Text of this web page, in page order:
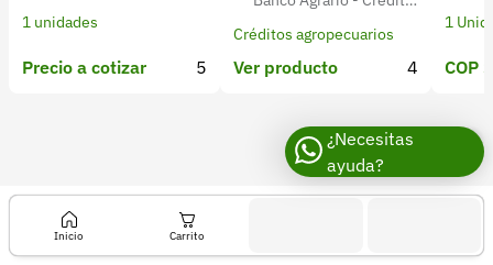
1 unidades
Precio a cotizar 5
Agropecuario para Agricult
Créditos agropecuarios
Ver producto 4
1
COP
© 2026 Croper.com Todos los derechos reservados
Versión 5.45.0
Síguenos
Inicio Carrito
¿Necesitas
ayuda?